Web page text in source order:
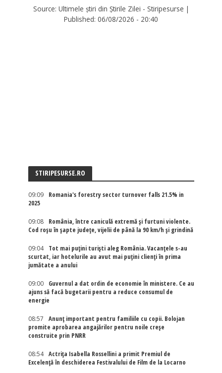
Source: Ultimele știri din Știrile Zilei - Stiripesurse |
Published: 06/08/2026 - 20:40
STIRIPESURSE.RO
09:09
Romania's forestry sector turnover falls 21.5% in
2025
09:08
România, între caniculă extremă și furtuni violente.
Cod roșu în șapte județe, vijelii de până la 90 km/h și grindină
09:04
Tot mai puțini turiști aleg România. Vacanțele s-au
scurtat, iar hotelurile au avut mai puțini clienți în prima
jumătate a anului
09:00
Guvernul a dat ordin de economie în ministere. Ce au
ajuns să facă bugetarii pentru a reduce consumul de
energie
08:57
Anunț important pentru familiile cu copii. Bolojan
promite aprobarea angajărilor pentru noile creșe
construite prin PNRR
08:54
Actriţa Isabella Rossellini a primit Premiul de
Excelenţă în deschiderea Festivalului de Film de la Locarno